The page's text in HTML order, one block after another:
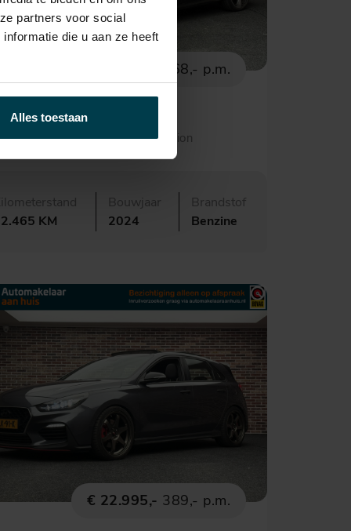
partners voor social
die u aan ze heeft
Alles toestaan
668,- p.m.
Audi A3
35 TFSI Advanced edition
KM
Bouwjaar
2024
Brandstof
Benzine
€ 22.995,- 389,- p.m.